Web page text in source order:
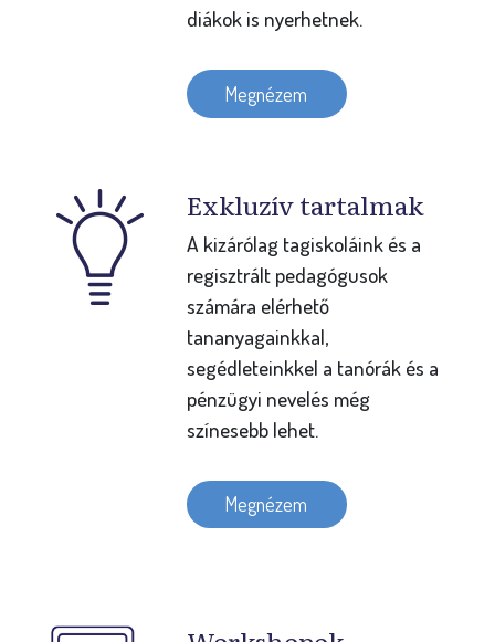
diákok is nyerhetnek.
Megnézem
Exkluzív tartalmak
A kizárólag tagiskoláink és a
regisztrált pedagógusok
számára elérhető
tananyagainkkal,
segédleteinkkel a tanórák és a
pénzügyi nevelés még
színesebb lehet.
Megnézem